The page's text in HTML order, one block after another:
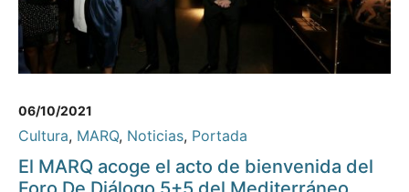
06/10/2021
Cultura, MARQ, Noticias, Portada
El MARQ acoge el acto de bienvenida del